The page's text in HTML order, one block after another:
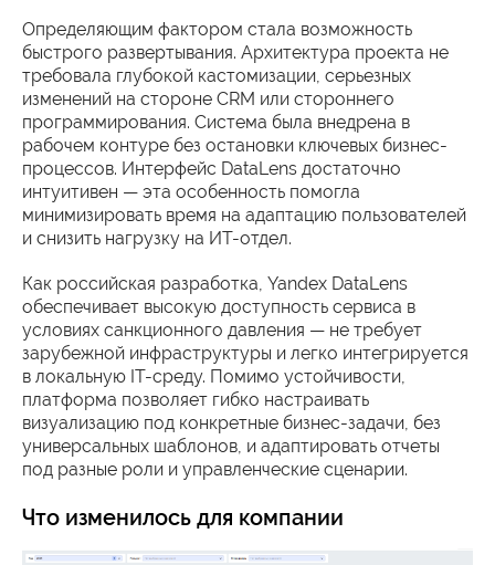
Определяющим фактором стала возможность
быстрого развертывания. Архитектура проекта не
требовала глубокой кастомизации, серьезных
изменений на стороне CRM или стороннего
программирования. Система была внедрена в
рабочем контуре без остановки ключевых бизнес-
процессов. Интерфейс DataLens достаточно
интуитивен — эта особенность помогла
минимизировать время на адаптацию пользователей
и снизить нагрузку на ИТ-отдел.
Как российская разработка, Yandex DataLens
обеспечивает высокую доступность сервиса в
условиях санкционного давления — не требует
зарубежной инфраструктуры и легко интегрируется
в локальную IT-среду. Помимо устойчивости,
платформа позволяет гибко настраивать
визуализацию под конкретные бизнес-задачи, без
универсальных шаблонов, и адаптировать отчеты
под разные роли и управленческие сценарии.
Что изменилось для компании